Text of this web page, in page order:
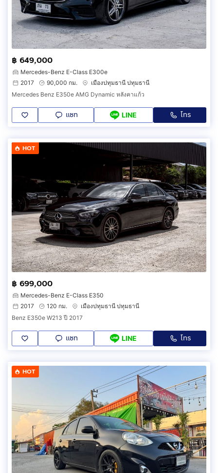
฿ 649,000
Mercedes-Benz E-Class E300e
2017
90,000 กม.
เมืองปทุมธานี ปทุมธานี
Mercedes Benz E350e AMG Dynamic หลังคาแก้ว
แชท LINE โทร
HOT
฿ 699,000
Mercedes-Benz E-Class E350
2017
120 กม.
เมืองปทุมธานี ปทุมธานี
Benz E350e W213 ปี 2017
แชท LINE โทร
HOT